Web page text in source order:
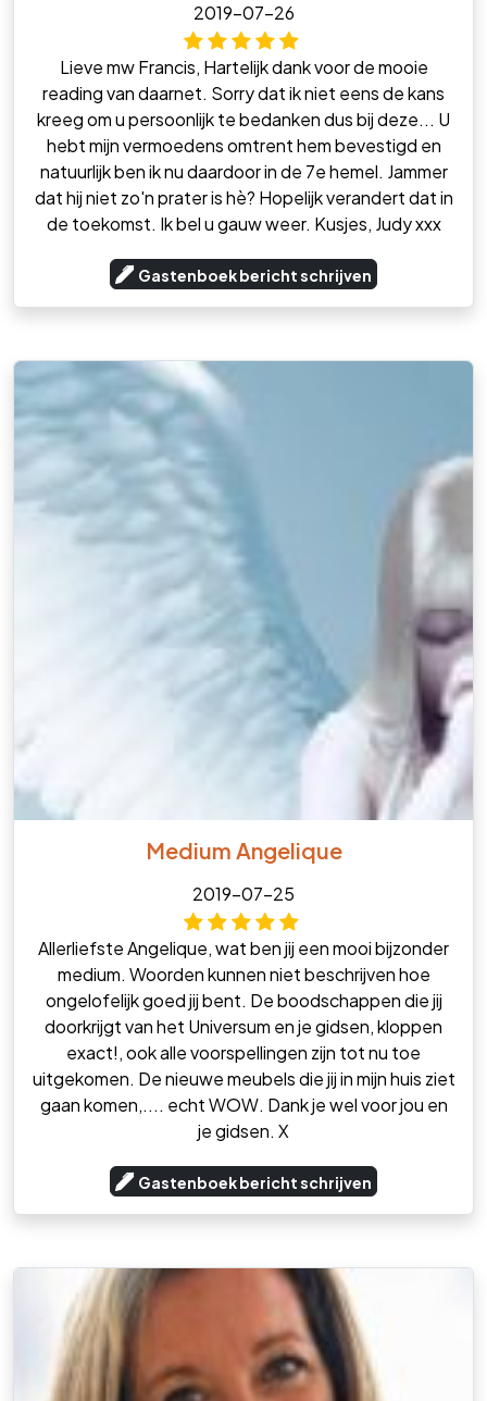
2019-07-26
Lieve mw Francis, Hartelijk dank voor de mooie
reading van daarnet. Sorry dat ik niet eens de kans
kreeg om u persoonlijk te bedanken dus bij deze... U
hebt mijn vermoedens omtrent hem bevestigd en
natuurlijk ben ik nu daardoor in de 7e hemel. Jammer
dat hij niet zo'n prater is hè? Hopelijk verandert dat in
de toekomst. Ik bel u gauw weer. Kusjes, Judy xxx
Gastenboek bericht schrijven
Medium Angelique
2019-07-25
Allerliefste Angelique, wat ben jij een mooi bijzonder
medium. Woorden kunnen niet beschrijven hoe
ongelofelijk goed jij bent. De boodschappen die jij
doorkrijgt van het Universum en je gidsen, kloppen
exact!, ook alle voorspellingen zijn tot nu toe
uitgekomen. De nieuwe meubels die jij in mijn huis ziet
gaan komen,.... echt WOW. Dank je wel voor jou en
je gidsen. X
Gastenboek bericht schrijven